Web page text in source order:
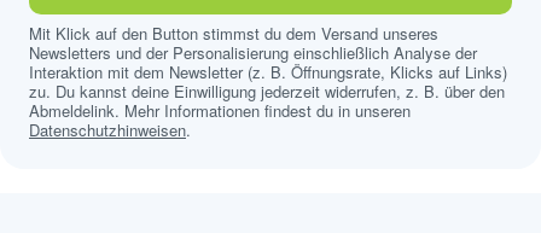
Mit Klick auf den Button stimmst du dem Versand unseres
Newsletters und der Personalisierung einschließlich Analyse der
Interaktion mit dem Newsletter (z. B. Öffnungsrate, Klicks auf Links)
zu. Du kannst deine Einwilligung jederzeit widerrufen, z. B. über den
Abmeldelink. Mehr Informationen findest du in unseren
Datenschutzhinweisen.